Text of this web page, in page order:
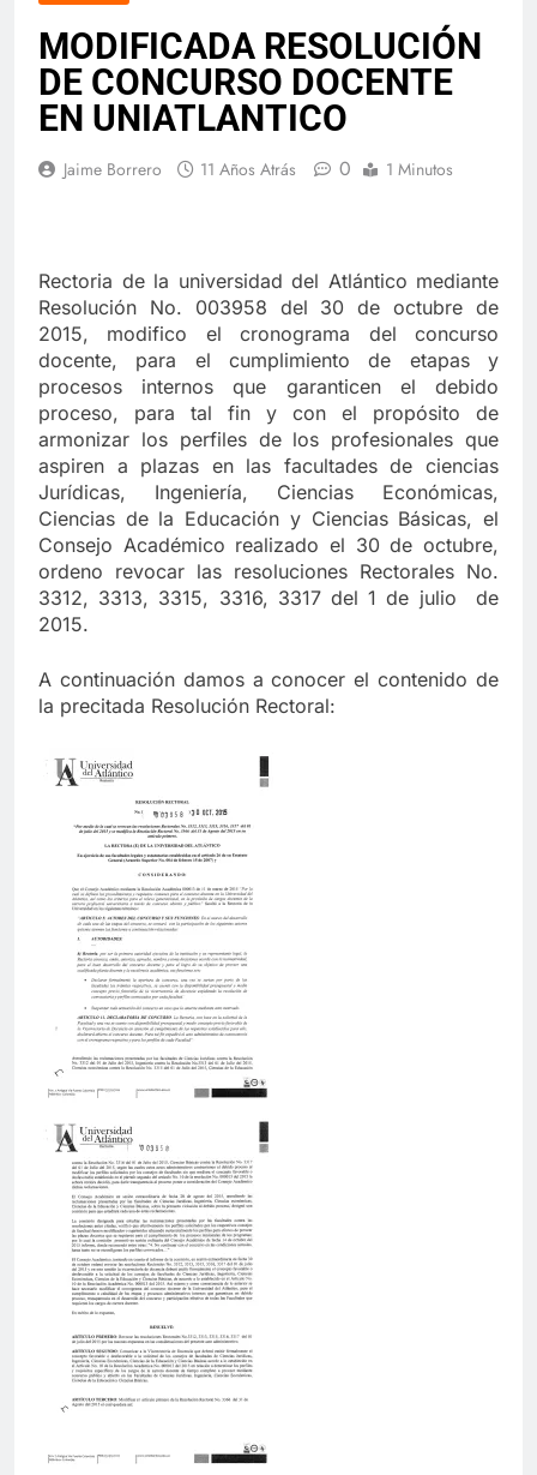
Danilo Hernández: El sueño cumplido
de un hombre luchador
12 Meses Atrás
🕊️ Nota de duelo 🕊️
“¿Críticas técnicas o ataques
electorales? La verdad sobre nuestra
universidad”
12 Meses Atrás
📘 Rectoría en juego – Entrega II De la
política al campus: el salto vacío de
Leyton Barrios
12 Meses Atrás
Cuando la lealtad se pone a prueba:
reflexiones sobre coherencia y unidad
institucional
Pacto por la Excelencia: la Universidad
🎉 Hoy celebramos la vida de un
grande: Luis Carlos “El Pocho”
Rodríguez 🎉
1 Año Atrás
Celebrando a Alex Sandoval: Un aliado
incansable en la salud y la amistad
1 Año Atrás
MODIFICADA RESOLUCIÓN
DE CONCURSO DOCENTE
EN UNIATLANTICO
Jaime Borrero 11 Años Atrás 0 1 Minutos
Rectoria de la universidad del Atlántico mediante
Resolución No. 003958 del 30 de octubre de
2015, modifico el cronograma del concurso
docente, para el cumplimiento de etapas y
procesos internos que garanticen el debido
proceso, para tal fin y con el propósito de
armonizar los perfiles de los profesionales que
aspiren a plazas en las facultades de ciencias
Jurídicas, Ingeniería, Ciencias Económicas,
Ciencias de la Educación y Ciencias Básicas, el
Consejo Académico realizado el 30 de octubre,
ordeno revocar las resoluciones Rectorales No.
3312, 3313, 3315, 3316, 3317 del 1 de julio de
2015.
A continuación damos a conocer el contenido de
la precitada Resolución Rectoral: